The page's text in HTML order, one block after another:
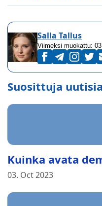
Salla Tallus
Viimeksi muokattu:
Suosittuja uutisia
Kuinka avata
03. Oct 2023